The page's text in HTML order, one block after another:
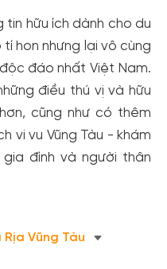
hữu ích dành cho du
hon nhưng lại vô cùng
đáo nhất Việt Nam.
điều thú vị và hữu
cũng như có thêm
vi vu Vũng Tàu - khám
đình và người thân
Rịa Vũng Tàu